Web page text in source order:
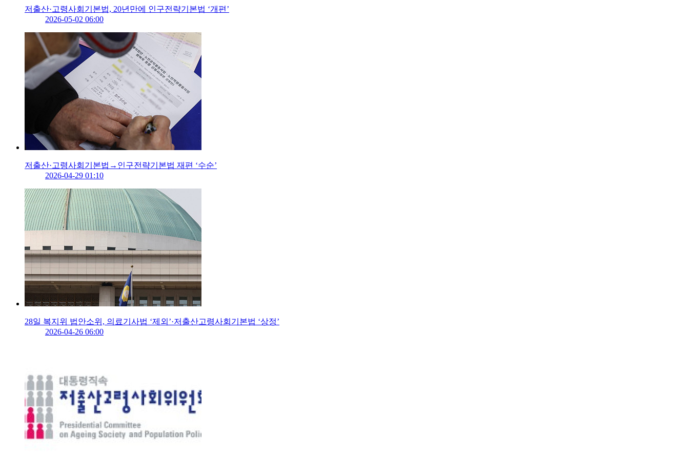
저출산·고령사회기본법, 20년만에 인구전략기본법 ‘개편’
2026-05-02 06:00
저출산·고령사회기본법→인구전략기본법 재편 ‘수순’
2026-04-29 01:10
28일 복지위 법안소위, 의료기사법 ‘제외’·저출산고령사회기본법 ‘상정’
2026-04-26 06:00